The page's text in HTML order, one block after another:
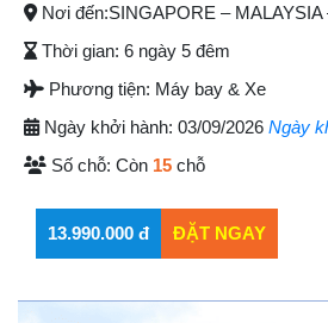
Nơi đến:SINGAPORE –
Thời gian: 6 ngày 5 đêm
Phương tiện: Máy bay & Xe
Ngày khởi hành: 03/09/2026 Ngày
Số chỗ: Còn 15 chỗ